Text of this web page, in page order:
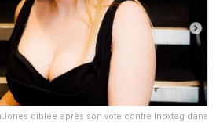
ciblée après son vote contre Inoxtag dans